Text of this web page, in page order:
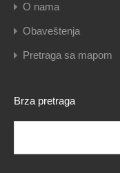
O nama
Obaveštenja
Pretraga sa mapom
Brza pretraga